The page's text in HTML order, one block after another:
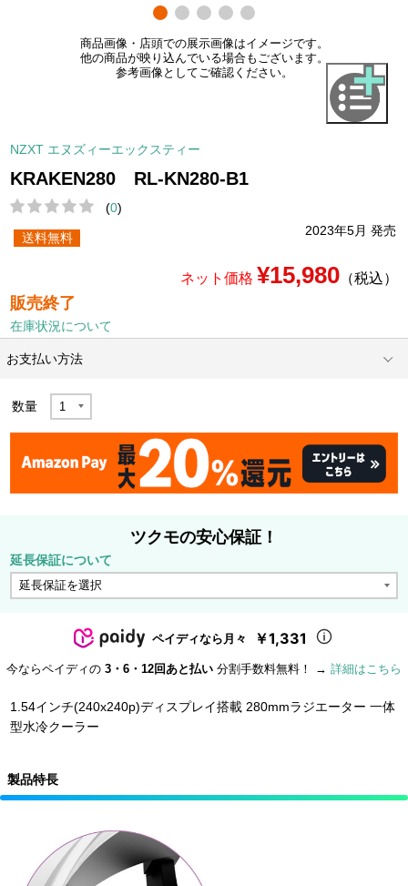
商品画像・店頭での展示画像はイメージです。
他の商品が映り込んでいる場合もございます。
参考画像としてご確認ください。
NZXT エヌズィーエックスティー
KRAKEN280 RL-KN280-B1
(0)
2023年5月 発売
送料無料
ネット価格 ¥15,980（税込）
販売終了
在庫状況について
お支払い方法
数量
ツクモの安心保証！
延長保証について
ペイディなら月々 ￥1,331
今ならペイディの 3・6・12回あと払い 分割手数料無料！ → 詳細はこちら
1.54インチ(240x240p)ディスプレイ搭載 280mmラジエーター 一体
型水冷クーラー
製品特長